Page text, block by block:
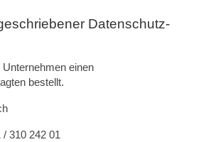
Datenschutz­
einen
bestellt.
/ 310 242 01